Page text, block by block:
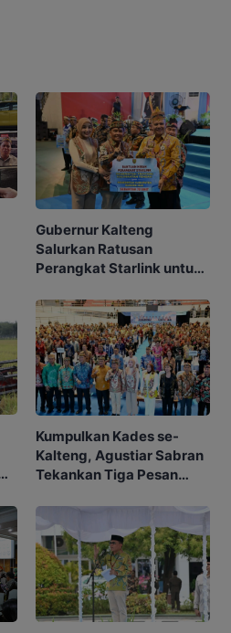
Gubernur Kalteng
Salurkan Ratusan
Perangkat Starlink untuk
Kumpulkan Kades se-
Kalteng, Agustiar Sabran
Tekankan Tiga Pesan